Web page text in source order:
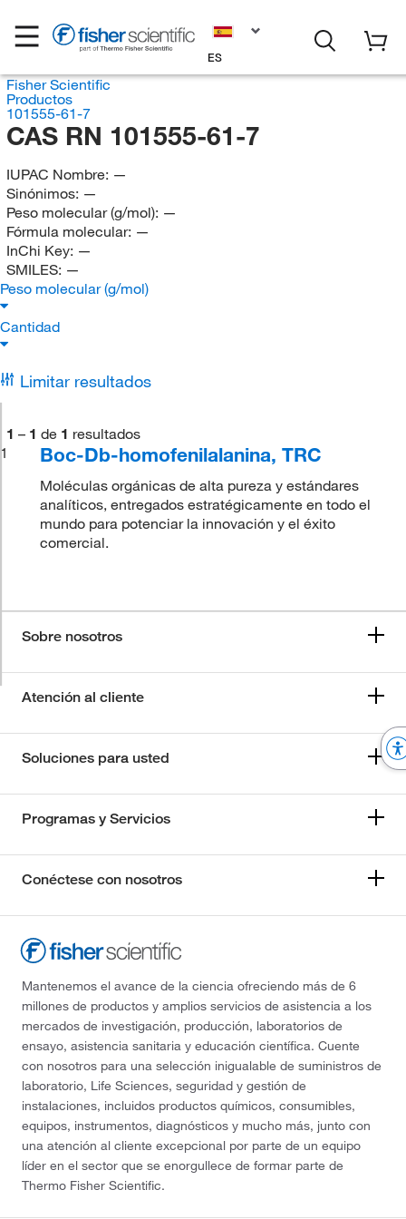
ES
Fisher Scientific
Productos
101555-61-7
CAS RN 101555-61-7
IUPAC Nombre: —
Sinónimos: —
Peso molecular (g/mol): —
Fórmula molecular: —
InChi Key: —
SMILES: —
Peso molecular (g/mol)
Cantidad
Limitar resultados
1 – 1 de 1 resultados
1
Boc-Db-homofenilalanina, TRC
Moléculas orgánicas de alta pureza y estándares
analíticos, entregados estratégicamente en todo el
mundo para potenciar la innovación y el éxito
comercial.
Sobre nosotros
Atención al cliente
Soluciones para usted
Programas y Servicios
Conéctese con nosotros
Mantenemos el avance de la ciencia ofreciendo más de 6
millones de productos y amplios servicios de asistencia a los
mercados de investigación, producción, laboratorios de
ensayo, asistencia sanitaria y educación científica. Cuente
con nosotros para una selección inigualable de suministros de
laboratorio, Life Sciences, seguridad y gestión de
instalaciones, incluidos productos químicos, consumibles,
equipos, instrumentos, diagnósticos y mucho más, junto con
una atención al cliente excepcional por parte de un equipo
líder en el sector que se enorgullece de formar parte de
Thermo Fisher Scientific.